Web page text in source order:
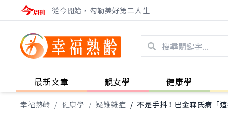
從今開始，勾勒美好第二人生
最新文章 靚女學 健康學
幸福熟齡 / 健康學 / 疑難雜症 / 不是手抖！巴金森氏病「